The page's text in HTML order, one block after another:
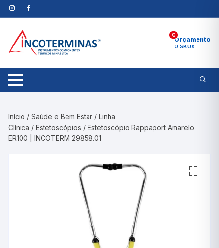
Pular
para
conteúdo
0
Orçamento
0 SKUs
Início /Saúde e Bem Estar /Linha
Clínica /Estetoscópios / Estetoscópio Rappaport Amarelo
ER100 | INCOTERM 29858.01